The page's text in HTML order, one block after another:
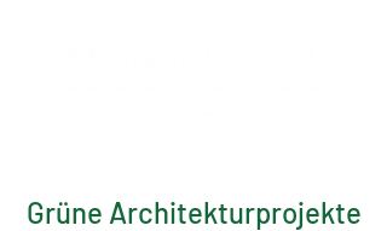
Grüne Architekturprojekte